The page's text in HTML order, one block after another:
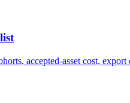
accepted-asset cost, export